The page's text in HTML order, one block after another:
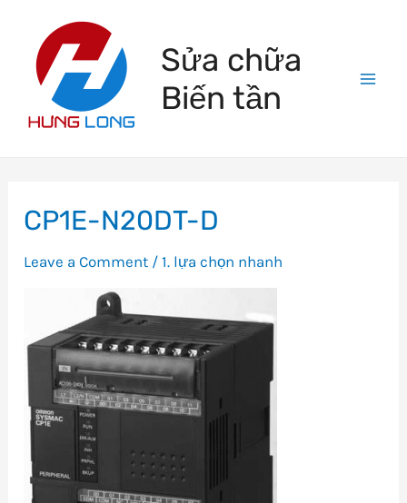
content
Sửa chữa
Biến tần
CP1E-N20DT-D
Leave a Comment /1. lựa chọn nhanh